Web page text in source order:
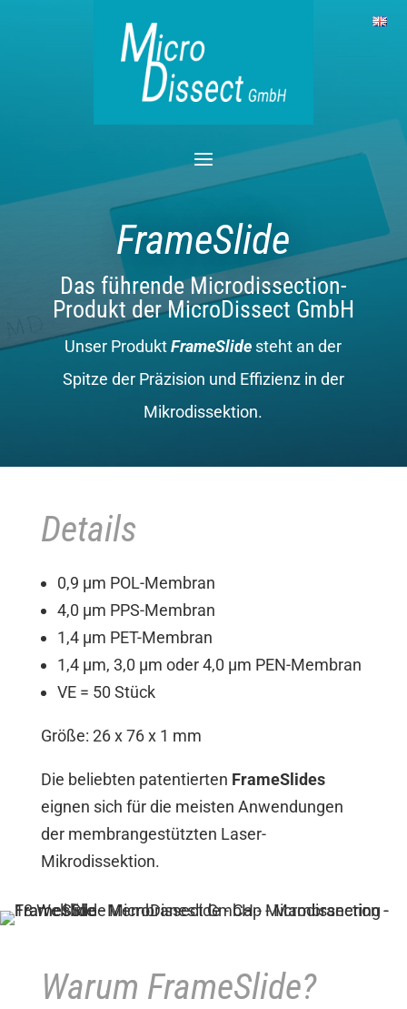
FrameSlide
Das führende Microdissection-
Produkt der MicroDissect GmbH
Unser ProduktFrameSlide steht an der
Spitze der Präzision und Effizienz in der
Mikrodissektion.
Details
0,9 µm POL-Membran
4,0 µm PPS-Membran
1,4 µm PET-Membran
1,4 µm, 3,0 µm oder 4,0 µm PEN-Membran
VE = 50 Stück
Größe: 26 x 76 x 1 mm
Die beliebten patentierten FrameSlides
eignen sich für die meisten Anwendungen
der membrangestützten Laser-
Mikrodissektion.
Warum FrameSlide?